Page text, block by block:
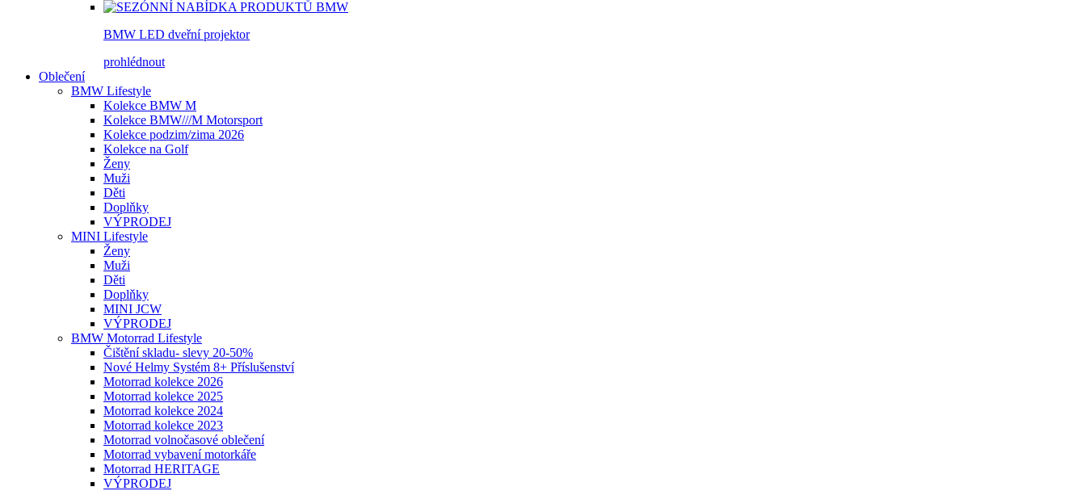
BMW LED dveřní projektor
prohlédnout
Oblečení
BMW Lifestyle
Kolekce BMW M
Kolekce BMW///M Motorsport
Kolekce podzim/zima 2026
Kolekce na Golf
Ženy
Muži
Děti
Doplňky
VÝPRODEJ
MINI Lifestyle
Ženy
Muži
Děti
Doplňky
MINI JCW
VÝPRODEJ
BMW Motorrad Lifestyle
Čištění skladu- slevy 20-50%
Nové Helmy Systém 8+ Příslušenství
Motorrad kolekce 2026
Motorrad kolekce 2025
Motorrad kolekce 2024
Motorrad kolekce 2023
Motorrad volnočasové oblečení
Motorrad vybavení motorkáře
Motorrad HERITAGE
VÝPRODEJ